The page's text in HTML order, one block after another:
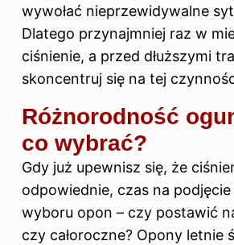
wywołać nieprzewidywalne
Dlatego przynajmniej raz w
ciśnienie, a przed dłuższymi
skoncentruj się na tej
Różnorodność
co wybrać?
Gdy już upewnisz się, że
odpowiednie, czas na
wyboru opon – czy postawić
czy całoroczne? Opony letnie